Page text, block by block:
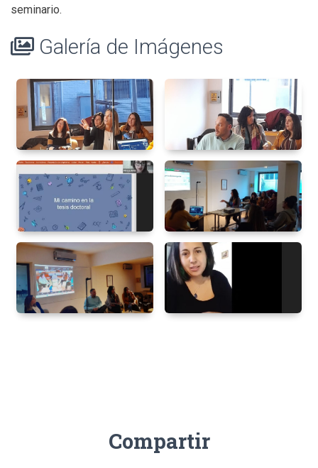
seminario.
Galería de Imágenes
Compartir